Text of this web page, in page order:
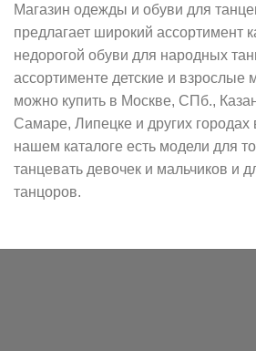
Магазин одежды и обуви для
предлагает широкий ассортимент
недорогой обуви для народных
ассортименте детские и взрослые
можно купить в Москве, СПб.,
Самаре, Липецке и других
нашем каталоге есть модели для
танцевать девочек и мальчиков и
танцоров.